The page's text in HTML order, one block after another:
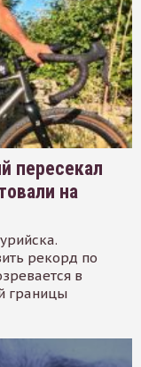
пересекал
на
рекорд по
в
границы